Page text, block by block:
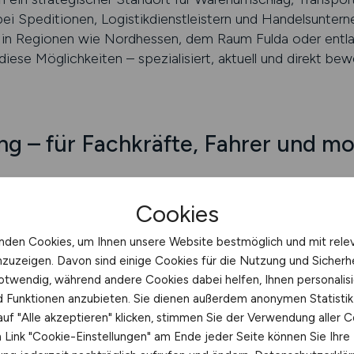
Speditionen, Logistikdienstleistern und
Regionen wie Nordhessen, dem Raum Fulda oder
Möglichkeiten – spezialisiert, aktuell und direkt
– für Fachkräfte, Fahrer und
nach qualifiziertem Personal – etwa Fachkräfte
im Nah- und Fernverkehr. Auch Helfer mit
finden regelmäßig passende Stellen.
von Schichtarbeit mit Zuschlägen über
Branchen.
Cookies
Cookies, um Ihnen unsere Website bestmöglich und mit
Davon sind einige Cookies für die Nutzung und
während andere Cookies dabei helfen, Ihnen
Funktionen anzubieten. Sie dienen außerdem anonymen
"Alle akzeptieren" klicken, stimmen Sie der Verwendung aller
"Cookie-Einstellungen" am Ende jeder Seite können Sie Ihre